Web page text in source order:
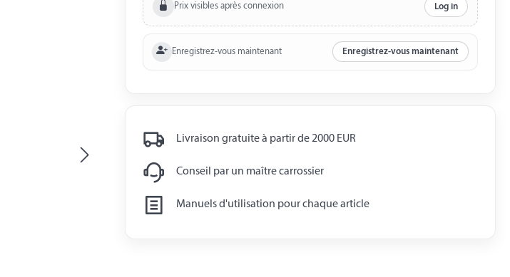
Prix visibles après connexion Log in
Enregistrez-vous maintenant Enregistrez-vous maintenant
Livraison gratuite à partir de 2000 EUR
Conseil par un maître carrossier
Manuels d'utilisation pour chaque article